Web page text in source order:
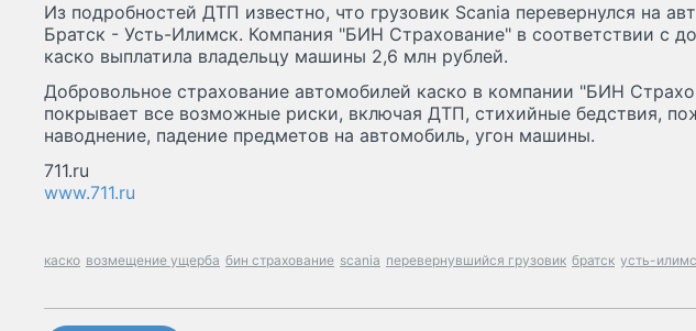
Из подробностей ДТП известно, что грузовик Scania перевернулся на
Братск - Усть-Илимск. Компания "БИН Страхование" в соответствии с
каско выплатила владельцу машины 2,6 млн рублей.
Добровольное страхование автомобилей каско в компании "БИН
покрывает все возможные риски, включая ДТП, стихийные бедствия,
наводнение, падение предметов на автомобиль, угон машины.
711.ru
www.711.ru
каско возмещение ущерба бин страхование scania перевернувшийся грузовик братск усть-